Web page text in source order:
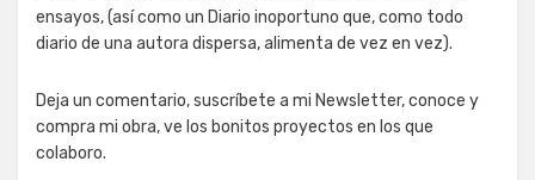
ensayos, (así como un Diario inoportuno que, como todo
diario de una autora dispersa, alimenta de vez en vez).
Deja un comentario, suscríbete a mi Newsletter, conoce y
compra mi obra, ve los bonitos proyectos en los que
colaboro.